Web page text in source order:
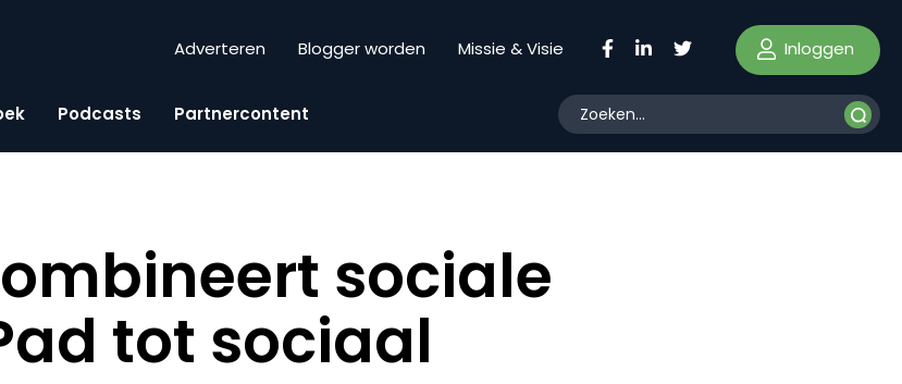
Adverteren Blogger worden Missie & Visie Inloggen
Podcasts Partnercontent
sociale
tot sociaal